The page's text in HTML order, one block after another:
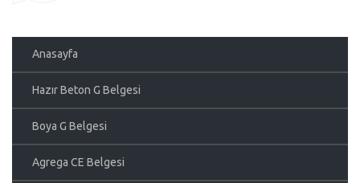
Anasayfa
Hazır Beton G Belgesi
Boya G Belgesi
Agrega CE Belgesi